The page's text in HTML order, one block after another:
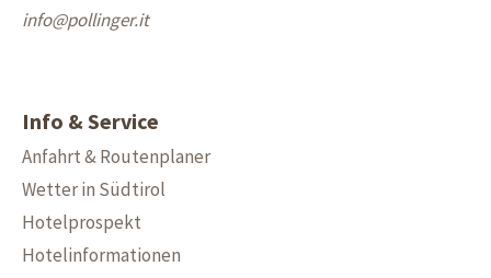
info@pollinger.it
Info & Service
Anfahrt & Routenplaner
Wetter in Südtirol
Hotelprospekt
Hotelinformationen